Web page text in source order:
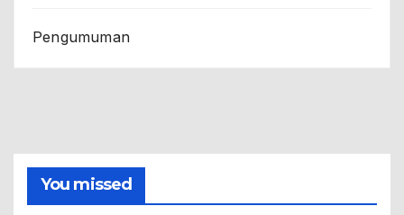
Pengumuman
You missed